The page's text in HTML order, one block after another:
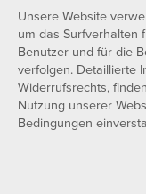
Unsere Website
um das Surfverhalten
Benutzer und für die
verfolgen. Detaillierte
Widerrufsrechts,
Nutzung unserer
Bedingungen